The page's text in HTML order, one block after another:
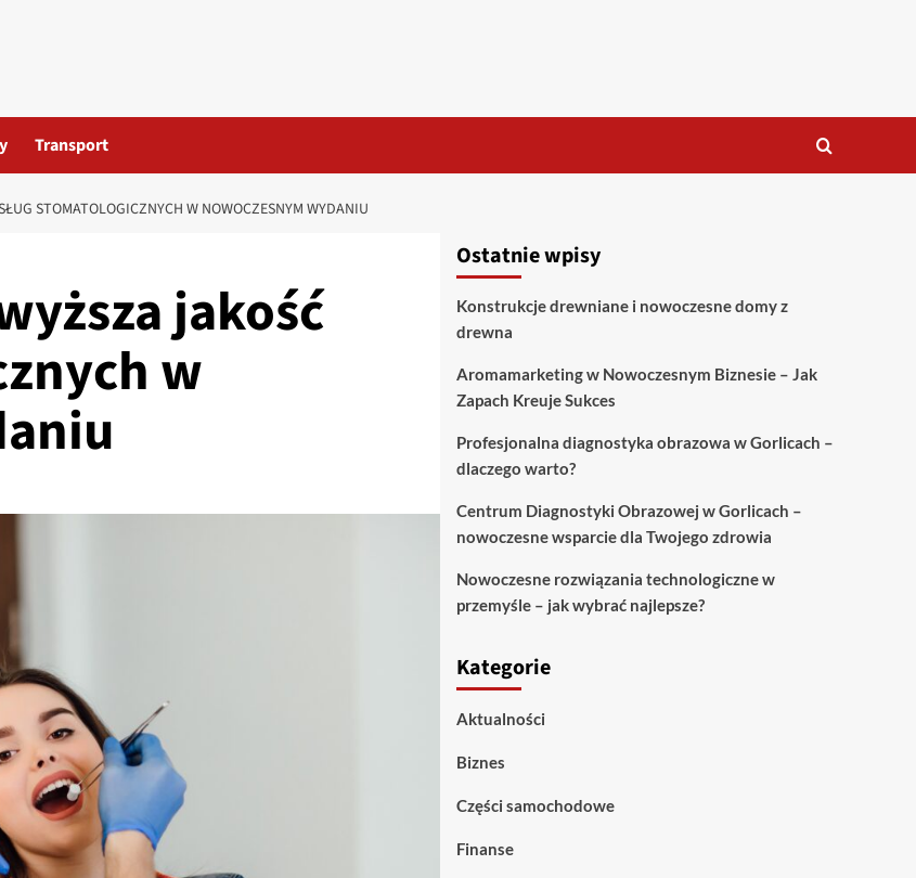
Transport
STOMATOLOGICZNYCH W NOWOCZESNYM WYDANIU
jakość
w
Ostatnie wpisy
Konstrukcje drewniane i nowoczesne domy z
drewna
Aromamarketing w Nowoczesnym Biznesie – Jak
Zapach Kreuje Sukces
Profesjonalna diagnostyka obrazowa w Gorlicach –
dlaczego warto?
Centrum Diagnostyki Obrazowej w Gorlicach –
nowoczesne wsparcie dla Twojego zdrowia
Nowoczesne rozwiązania technologiczne w
przemyśle – jak wybrać najlepsze?
Kategorie
Aktualności
Biznes
Części samochodowe
Finanse